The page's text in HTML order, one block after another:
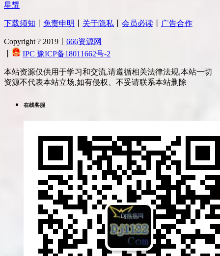
星耀
下载须知 免责申明 关于隐私 会员必读 广告合作
Copyright ? 2019丨 666资源网
IPC 豫ICP备18011662号-2
本站资源仅供用于学习和交流,请遵循相关法律法规,本站一切
资源不代表本站立场,如有侵权、不妥请联系本站删除
在线客服